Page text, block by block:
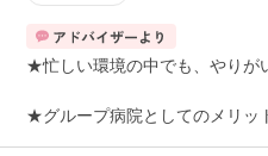
★忙しい環境の中でも、やりが
★グループ病院としてのメリッ